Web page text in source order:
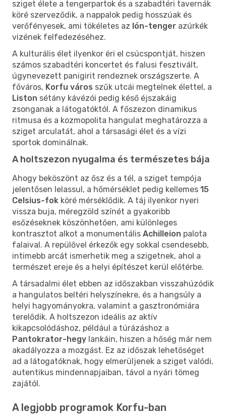
sziget élete a tengerpartok és a szabadtéri tavernák
köré szerveződik, a nappalok pedig hosszúak és
verőfényesek, ami tökéletes az Ión-tenger azúrkék
vizének felfedezéséhez.
A kulturális élet ilyenkor éri el csúcspontját, hiszen
számos szabadtéri koncertet és falusi fesztivált,
úgynevezett panigirit rendeznek országszerte. A
főváros, Korfu város szűk utcái megtelnek élettel, a
Liston sétány kávézói pedig késő éjszakáig
zsonganak a látogatóktól. A főszezon dinamikus
ritmusa és a kozmopolita hangulat meghatározza a
sziget arculatát, ahol a társasági élet és a vízi
sportok dominálnak.
A holtszezon nyugalma és természetes bája
Ahogy beköszönt az ősz és a tél, a sziget tempója
jelentősen lelassul, a hőmérséklet pedig kellemes 15
Celsius-fok köré mérséklődik. A táj ilyenkor nyeri
vissza buja, méregzöld színét a gyakoribb
esőzéseknek köszönhetően, ami különleges
kontrasztot alkot a monumentális Achilleion palota
falaival. A repülővel érkezők egy sokkal csendesebb,
intimebb arcát ismerhetik meg a szigetnek, ahol a
természet ereje és a helyi építészet kerül előtérbe.
A társadalmi élet ebben az időszakban visszahúzódik
a hangulatos beltéri helyszínekre, és a hangsúly a
helyi hagyományokra, valamint a gasztronómiára
terelődik. A holtszezon ideális az aktív
kikapcsolódáshoz, például a túrázáshoz a
Pantokrator-hegy lankáin, hiszen a hőség már nem
akadályozza a mozgást. Ez az időszak lehetőséget
ad a látogatóknak, hogy elmerüljenek a sziget valódi,
autentikus mindennapjaiban, távol a nyári tömeg
zajától.
A legjobb programok Korfu-ban